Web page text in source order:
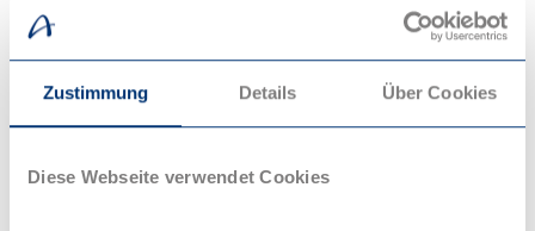
Zustimmung Details Über Cookies
Diese Webseite verwendet Cookies
Wien, St. Pölten, Linz, Salzburg,
Koblenz, Bonn, Köln, Aachen, Lüttich,
Brüssel